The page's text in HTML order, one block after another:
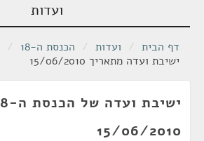
ועדות
דף הבית / ועדות / הכנסת ה-18 /
ישיבת ועדה מתאריך 15/06/2010
15/06/2010